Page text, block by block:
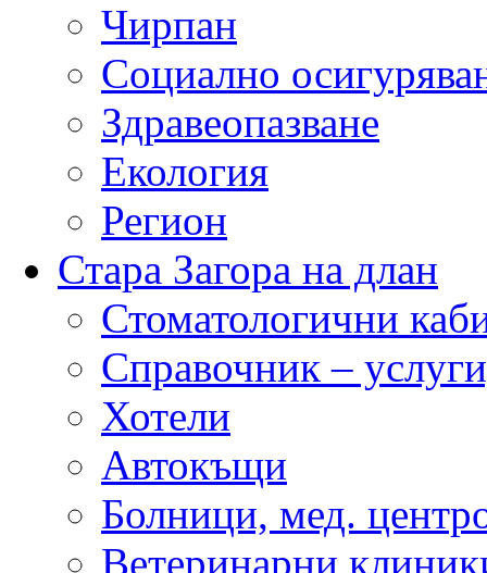
Чирпан
Социално
Здравеопазване
Екология
Регион
Стара Загора на длан
Стоматологични
Справочник –
Хотели
Автокъщи
Болници, мед.
Ветеринарни